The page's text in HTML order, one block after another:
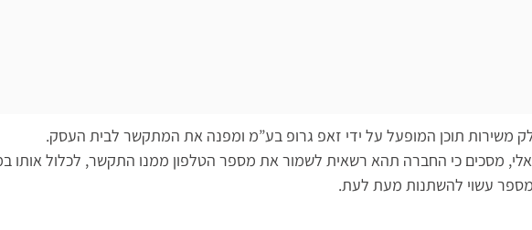
משירות תוכן המופעל על ידי זאפ גרופ בע”מ ומפנה את המתקשר לבית העסק.
מסכים כי החברה תהא רשאית לשמור את מספר הטלפון ממנו התקשר, לכלול אותו
עשוי להשתנות מעת לעת.